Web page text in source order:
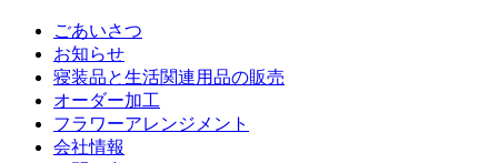
ごあいさつ
お知らせ
寝装品と生活関連用品の販売
オーダー加工
フラワーアレンジメント
会社情報